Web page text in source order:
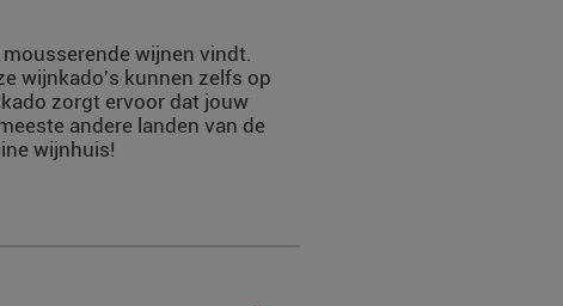
wijnen vindt.
wijnkado's kunnen zelfs op
zorgt ervoor dat jouw
andere landen van de
wijnhuis!